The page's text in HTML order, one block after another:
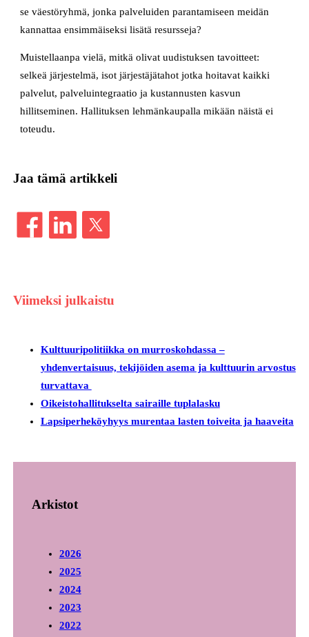
se väestöryhmä, jonka palveluiden parantamiseen meidän
kannattaa ensimmäiseksi lisätä resursseja?
Muistellaanpa vielä, mitkä olivat uudistuksen tavoitteet:
selkeä järjestelmä, isot järjestäjätahot jotka hoitavat kaikki
palvelut, palveluintegraatio ja kustannusten kasvun
hillitseminen. Hallituksen lehmänkaupalla mikään näistä ei
toteudu.
Jaa tämä artikkeli
Viimeksi julkaistu
Kulttuuripolitiikka on murroskohdassa –
yhdenvertaisuus, tekijöiden asema ja kulttuurin arvostus
turvattava
Oikeistohallitukselta sairaille tuplalasku
Lapsiperheköyhyys murentaa lasten toiveita ja haaveita
Arkistot
2026
2025
2024
2023
2022